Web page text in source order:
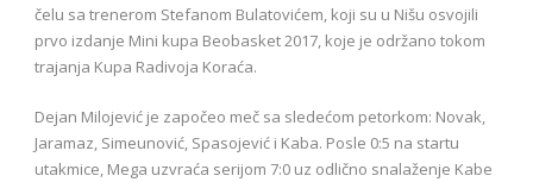
čelu sa trenerom Stefanom Bulatovićem, koji su u Nišu osvojili
prvo izdanje Mini kupa Beobasket 2017, koje je održano tokom
trajanja Kupa Radivoja Koraća.
Dejan Milojević je započeo meč sa sledećom petorkom: Novak,
Jaramaz, Simeunović, Spasojević i Kaba. Posle 0:5 na startu
utakmice, Mega uzvraća serijom 7:0 uz odlično snalaženje Kabe